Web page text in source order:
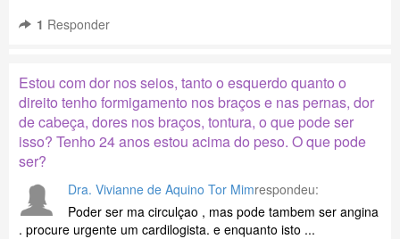
1 Responder
Estou com dor nos seios, tanto o esquerdo quanto o
direito tenho formigamento nos braços e nas pernas, dor
de cabeça, dores nos braços, tontura, o que pode ser
isso? Tenho 24 anos estou acima do peso. O que pode
ser?
Dra. Vivianne de Aquino Tor Mimrespondeu:
Poder ser ma circulçao , mas pode tambem ser angina
. procure urgente um cardilogista. e enquanto isto ...